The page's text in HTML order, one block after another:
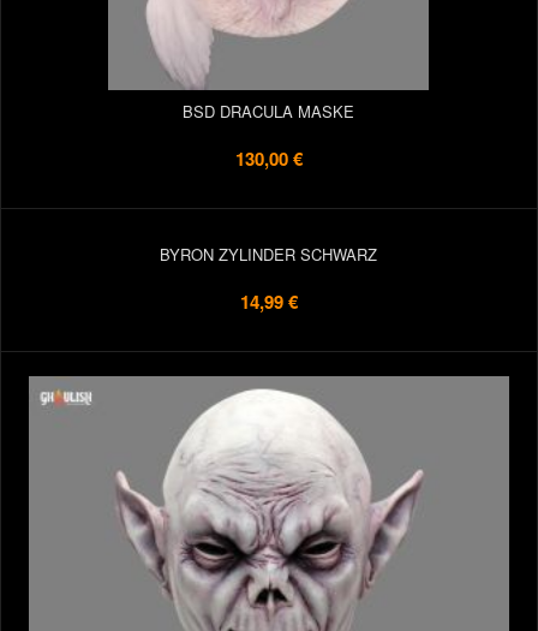
BSD DRACULA MASKE
130,00 €
BYRON ZYLINDER SCHWARZ
14,99 €